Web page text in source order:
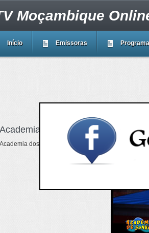
Moçambique
Início Emissoras
Academia dos Sonhos
Academia dos Sonhos é um programa infantil